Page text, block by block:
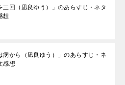
三回（凪良ゆう）」のあらすじ・ネタ
想
病から（凪良ゆう）」のあらすじ・ネ
感想